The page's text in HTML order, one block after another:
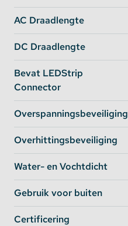
AC Draadlengte
DC Draadlengte
Bevat LEDStrip
Connector
Overspanningsbeveiliging
Overhittingsbeveiliging
Water- en Vochtdicht
Gebruik voor buiten
Certificering